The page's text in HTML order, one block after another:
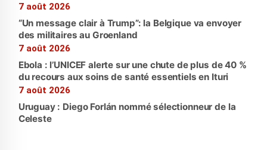
7 août 2026
“Un message clair à Trump”: la Belgique va envoyer
des militaires au Groenland
7 août 2026
Ebola : l’UNICEF alerte sur une chute de plus de 40 %
du recours aux soins de santé essentiels en Ituri
7 août 2026
Uruguay : Diego Forlán nommé sélectionneur de la
Celeste